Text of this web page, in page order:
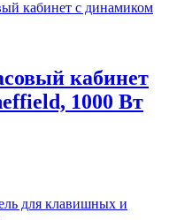
кабинет
1000 Вт